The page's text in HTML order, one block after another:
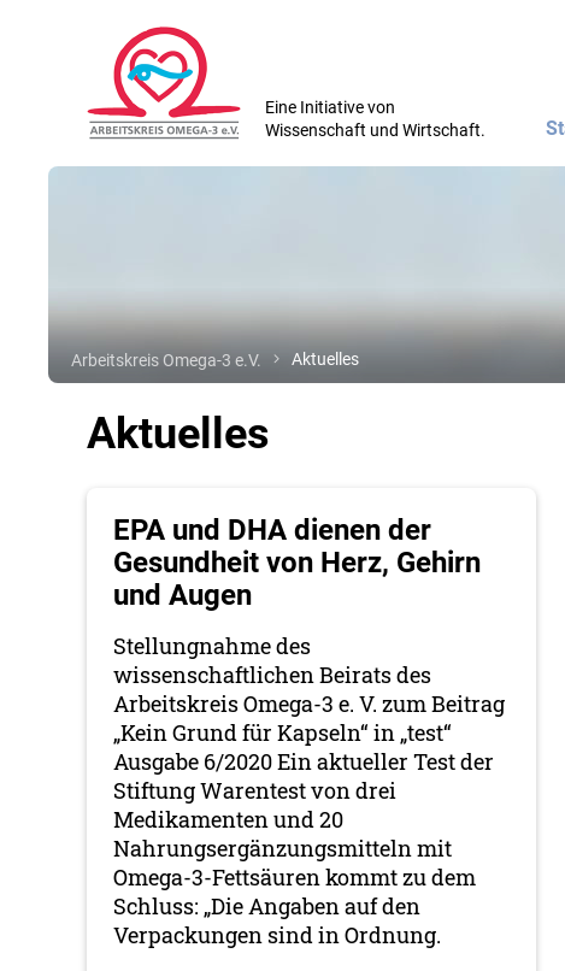
Eine Initiative von
Wissenschaft und Wirtschaft.
Arbeitskreis Omega-3 e.V. Aktuelles
Aktuelles
EPA und DHA dienen der
Gesundheit von Herz, Gehirn
und Augen
Stellungnahme des
wissenschaftlichen Beirats des
Arbeitskreis Omega-3 e. V. zum Beitrag
„Kein Grund für Kapseln“ in „test“
Ausgabe 6/2020 Ein aktueller Test der
Stiftung Warentest von drei
Medikamenten und 20
Nahrungsergänzungsmitteln mit
Omega-3-Fettsäuren kommt zu dem
Schluss: „Die Angaben auf den
Verpackungen sind in Ordnung.